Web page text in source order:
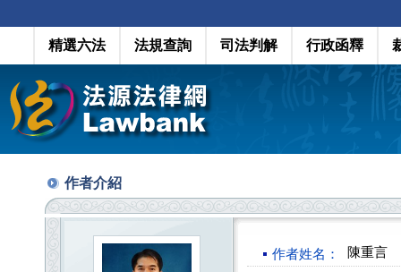
精選六法 法規查詢 司法判解 行政函釋
作者介紹
作者姓名： 陳重言